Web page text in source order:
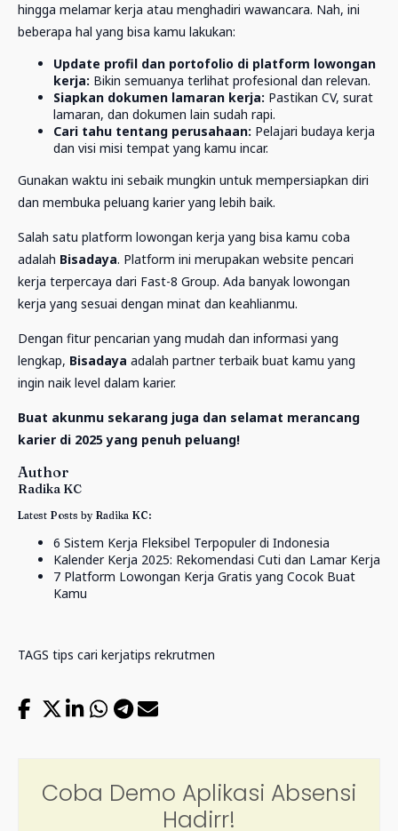
hingga melamar kerja atau menghadiri wawancara. Nah, ini
beberapa hal yang bisa kamu lakukan:
Update profil dan portofolio di platform lowongan
kerja: Bikin semuanya terlihat profesional dan relevan.
Siapkan dokumen lamaran kerja: Pastikan CV, surat
lamaran, dan dokumen lain sudah rapi.
Cari tahu tentang perusahaan: Pelajari budaya kerja
dan visi misi tempat yang kamu incar.
Gunakan waktu ini sebaik mungkin untuk mempersiapkan diri
dan membuka peluang karier yang lebih baik.
Salah satu platform lowongan kerja yang bisa kamu coba
adalah Bisadaya. Platform ini merupakan website pencari
kerja terpercaya dari Fast-8 Group. Ada banyak lowongan
kerja yang sesuai dengan minat dan keahlianmu.
Dengan fitur pencarian yang mudah dan informasi yang
lengkap, Bisadaya adalah partner terbaik buat kamu yang
ingin naik level dalam karier.
Buat akunmu sekarang juga dan selamat merancang
karier di 2025 yang penuh peluang!
Author
Radika KC
Latest Posts by Radika KC:
6 Sistem Kerja Fleksibel Terpopuler di Indonesia
Kalender Kerja 2025: Rekomendasi Cuti dan Lamar Kerja
7 Platform Lowongan Kerja Gratis yang Cocok Buat
Kamu
TAGS tips cari kerjatips rekrutmen